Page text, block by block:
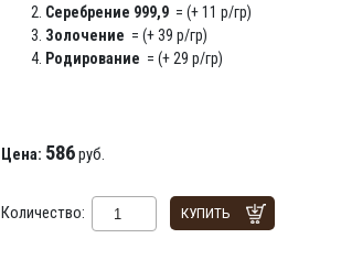
Серебрение 999,9 = (+ 11 р/гр)
Золочение = (+ 39 р/гр)
Родирование = (+ 29 р/гр)
Цена: 586руб.
Количество: КУПИТЬ